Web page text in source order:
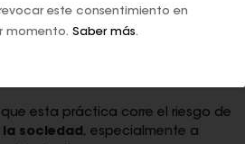
sino que son
esta práctica corre el riesgo de
la sociedad, especialmente a
este consentimiento en
momento. Saber más.